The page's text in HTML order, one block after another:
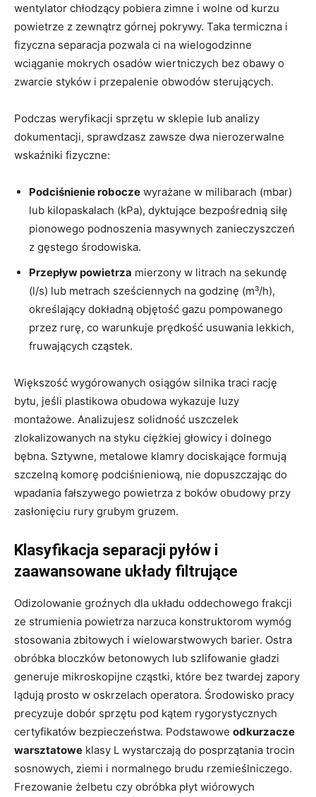
wentylator chłodzący pobiera zimne i wolne od kurzu
powietrze z zewnątrz górnej pokrywy. Taka termiczna i
fizyczna separacja pozwala ci na wielogodzinne
wciąganie mokrych osadów wiertniczych bez obawy o
zwarcie styków i przepalenie obwodów sterujących.
Podczas weryfikacji sprzętu w sklepie lub analizy
dokumentacji, sprawdzasz zawsze dwa nierozerwalne
wskaźniki fizyczne:
Podciśnienie robocze wyrażane w milibarach (mbar)
lub kilopaskalach (kPa), dyktujące bezpośrednią siłę
pionowego podnoszenia masywnych zanieczyszczeń
z gęstego środowiska.
Przepływ powietrza mierzony w litrach na sekundę
(l/s) lub metrach sześciennych na godzinę (m³/h),
określający dokładną objętość gazu pompowanego
przez rurę, co warunkuje prędkość usuwania lekkich,
fruwających cząstek.
Większość wygórowanych osiągów silnika traci rację
bytu, jeśli plastikowa obudowa wykazuje luzy
montażowe. Analizujesz solidność uszczelek
zlokalizowanych na styku ciężkiej głowicy i dolnego
bębna. Sztywne, metalowe klamry dociskające formują
szczelną komorę podciśnieniową, nie dopuszczając do
wpadania fałszywego powietrza z boków obudowy przy
zasłonięciu rury grubym gruzem.
Klasyfikacja separacji pyłów i
zaawansowane układy filtrujące
Odizolowanie groźnych dla układu oddechowego frakcji
ze strumienia powietrza narzuca konstruktorom wymóg
stosowania zbitowych i wielowarstwowych barier. Ostra
obróbka bloczków betonowych lub szlifowanie gładzi
generuje mikroskopijne cząstki, które bez twardej zapory
lądują prosto w oskrzelach operatora. Środowisko pracy
precyzuje dobór sprzętu pod kątem rygorystycznych
certyfikatów bezpieczeństwa. Podstawowe odkurzacze
warsztatowe klasy L wystarczają do posprzątania trocin
sosnowych, ziemi i normalnego brudu rzemieślniczego.
Frezowanie żelbetu czy obróbka płyt wiórowych